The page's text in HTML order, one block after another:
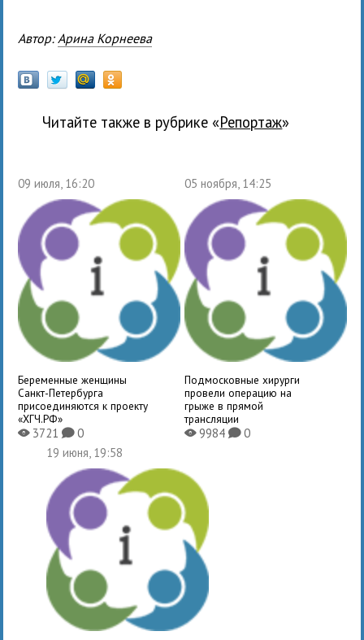
Автор: Арина Корнеева
Читайте также в рубрике « Репортаж»
09 июля, 16:20
Беременные женщины
Санкт-Петербурга
присоединяются к проекту
«ХГЧ.РФ»
X3721K0
05 ноября, 14:25
Подмосковные хирурги
провели операцию на
грыже в прямой
трансляции
X9984 K0
19 июня, 19:58